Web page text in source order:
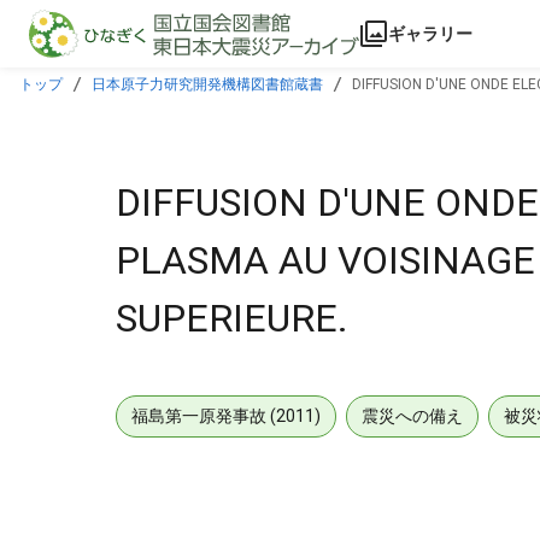
本文に飛ぶ
ギャラリー
トップ 日本原子力研究開発機構図書館蔵書 DIFFUSION D'UNE ONDE
DIFFUSION D'UNE
PLASMA AU
SUPERIEURE.
福島第一原発事故 (2011) 震災への備え 被災